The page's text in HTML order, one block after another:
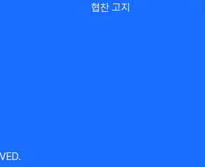
협찬 고지